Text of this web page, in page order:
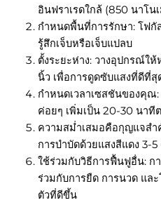
อินฟราเรดใกล้ (850 นาโน
กำหนดพื้นที่การรักษา: โฟกั
รู้สึกเจ็บหรือเจ็บแปลบ
ตั้งระยะห่าง: วางอุปกรณ์ใ
นิ้ว เพื่อการดูดซับแสงที่ดีที่สุ
กำหนดเวลาเซสชันของคุณ:
ค่อยๆ เพิ่มเป็น 20-30 นาที
ความสม่ำเสมอคือกุญแจส
การบำบัดด้วยแสงสีแดง 3-
ใช้ร่วมกับวิธีการฟื้นฟูอื่น: ก
ร่วมกับการยืด การนวด แล
ตัวที่ดีขึ้น